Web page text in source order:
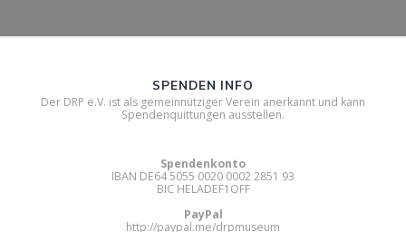
SPENDEN INFO
Der DRP e.V. ist als gemeinnütziger Verein anerkannt und kann
Spendenquittungen ausstellen.
Spendenkonto
IBAN DE64 5055 0020 0002 2851 93
BIC HELADEF1OFF
PayPal
http://paypal.me/drpmuseum